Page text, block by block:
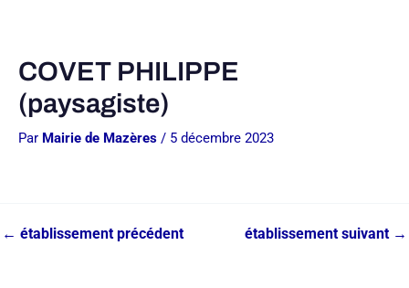
COVET PHILIPPE
(paysagiste)
Par Mairie de Mazères / 5 décembre 2023
← établissement précédent établissement suivant →